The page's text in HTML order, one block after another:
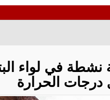
في لواء
درجات الحرارة